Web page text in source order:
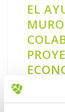
EL